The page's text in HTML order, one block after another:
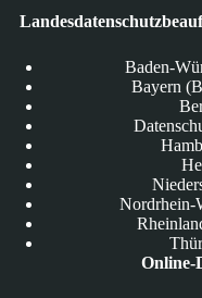
Baden-
Bayern
Nordrhein-
Online-